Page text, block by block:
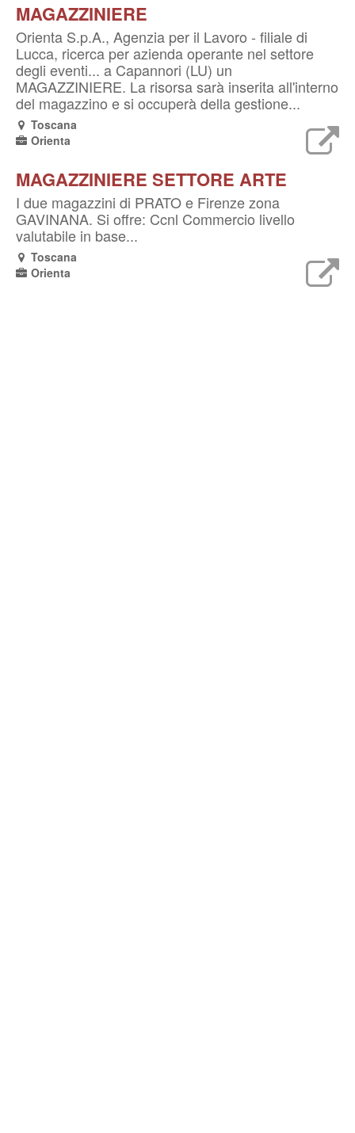
MAGAZZINIERE
Orienta S.p.A., Agenzia per il Lavoro - filiale di
Lucca, ricerca per azienda operante nel settore
degli eventi... a Capannori (LU) un
MAGAZZINIERE. La risorsa sarà inserita all'interno
del magazzino e si occuperà della gestione...
Toscana
Orienta
MAGAZZINIERE SETTORE ARTE
I due magazzini di PRATO e Firenze zona
GAVINANA. Si offre: Ccnl Commercio livello
valutabile in base...
Toscana
Orienta